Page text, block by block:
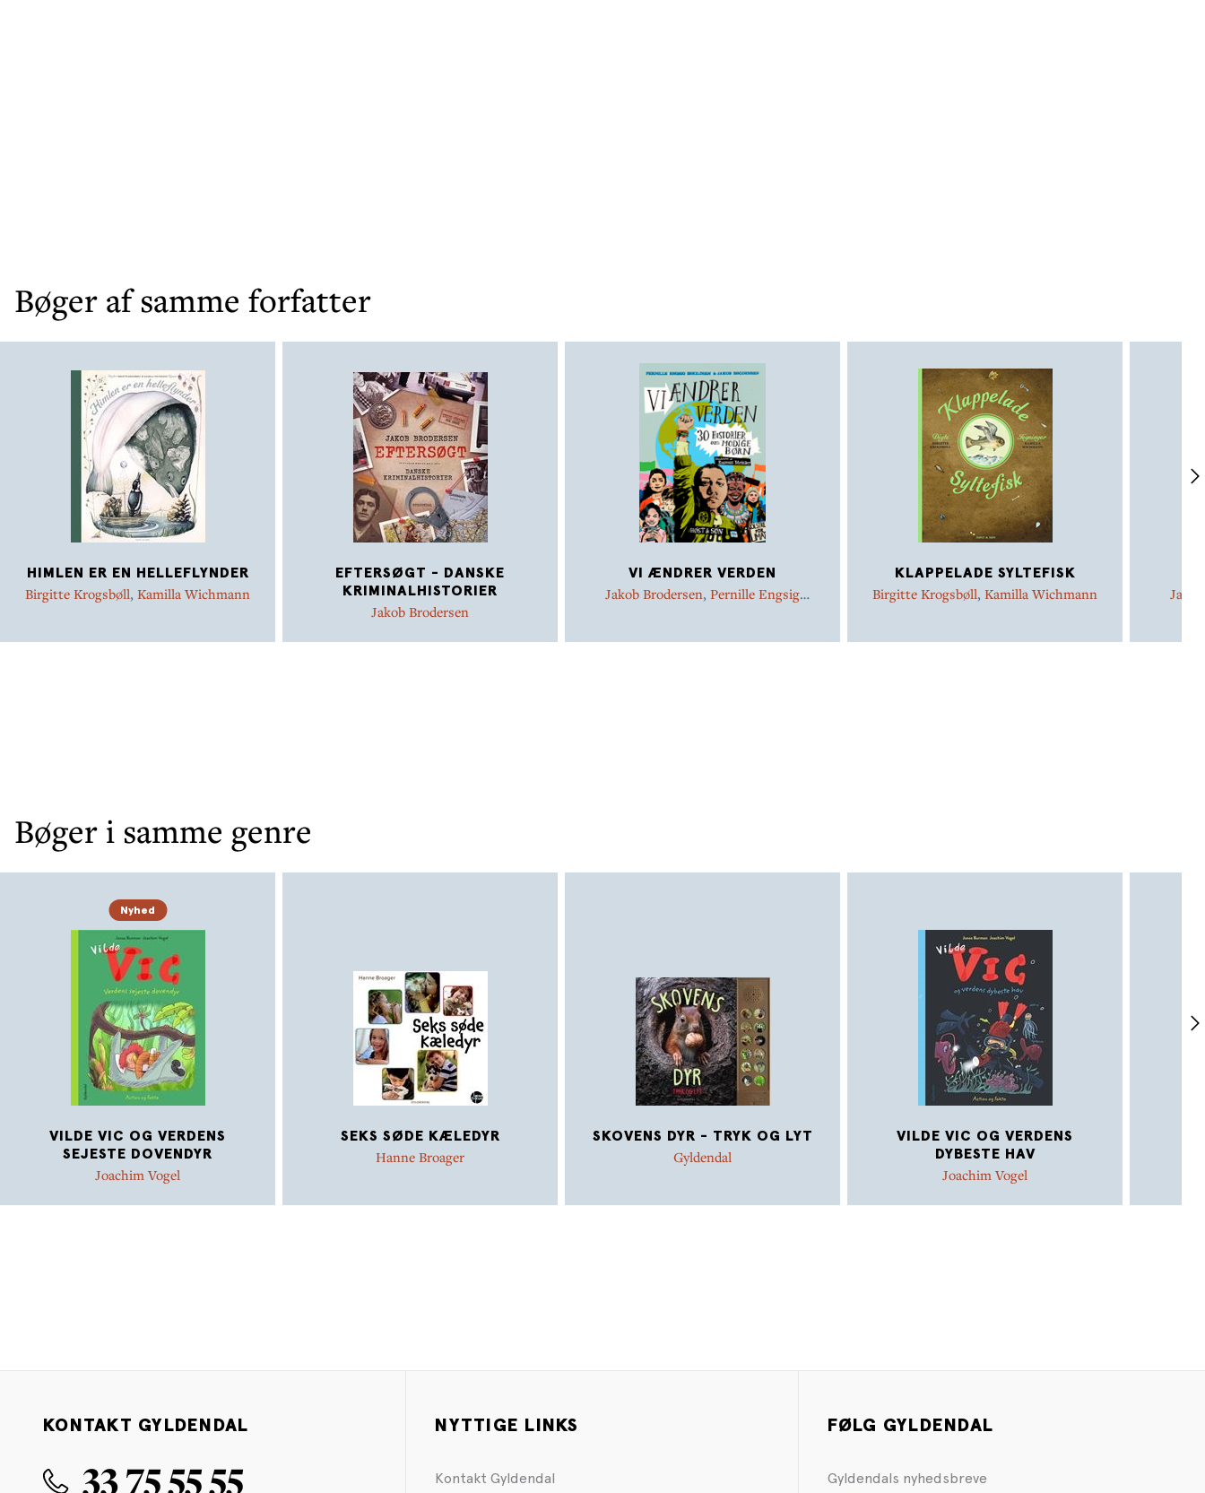
Bøger af samme forfatter
HIMLEN ER EN HELLEFLYNDER
Birgitte Krogsbøll, Kamilla Wichmann
EFTERSØGT - DANSKE
KRIMINALHISTORIER
Jakob Brodersen
VI ÆNDRER VERDEN
Jakob Brodersen, Pernille Engsig
KLAPPELADE SYLTEFISK
Birgitte Krogsbøll, Kamilla Wichmann
Bøger i samme genre
Nyhed
VILDE VIC OG VERDENS
SEJESTE DOVENDYR
Joachim Vogel
SEKS SØDE KÆLEDYR
Hanne Broager
SKOVENS DYR - TRYK OG LYT
Gyldendal
VILDE VIC OG VERDENS
DYBESTE HAV
Joachim Vogel
KONTAKT GYLDENDAL
33 75 55 55
NYTTIGE LINKS
Kontakt Gyldendal
FØLG GYLDENDAL
Gyldendals nyhedsbreve